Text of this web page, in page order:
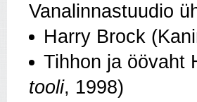
Vanalinnastuudio
Harry Brock
Tihhon ja öövaht
tooli, 1998)